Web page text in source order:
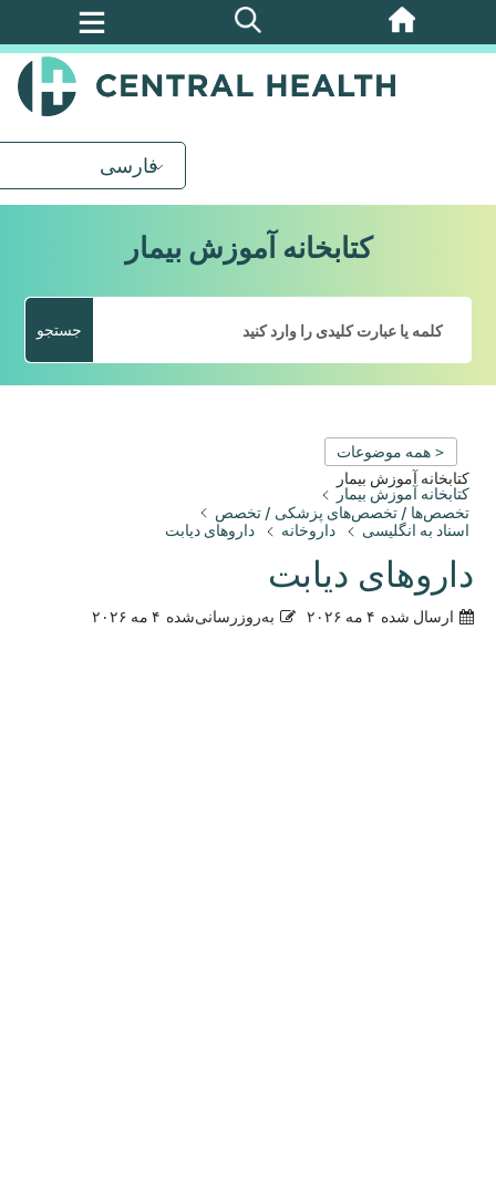
پرش
فارسی
کتابخانه آموزش بیمار
جستجو
< همه موضوعات
کتابخانه آموزش بیمار
کتابخانه آموزش بیمار
تخصص‌ها / تخصص‌های پزشکی / تخصص
اسناد به انگلیسی
داروخانه داروهای دیابت
داروهای دیابت
ارسال شده ۴ مه ۲۰۲۶ به‌روزرسانی‌شده ۴ مه ۲۰۲۶